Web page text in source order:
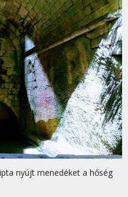
nyújt menedéket a hőség